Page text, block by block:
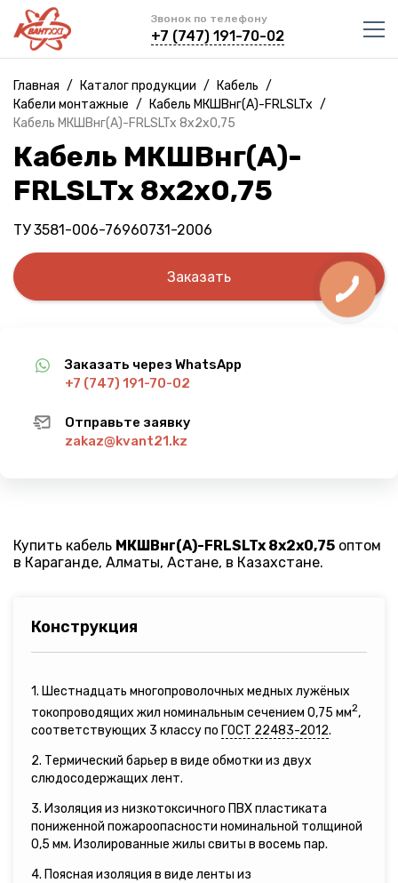
Звонок по телефону
+7 (747) 191-70-02
Главная / Каталог продукции / Кабель /
Кабели монтажные / Кабель МКШВнг(A)-FRLSLTx /
Кабель МКШВнг(A)-FRLSLTx 8х2х0,75
Кабель МКШВнг(A)-
FRLSLTx 8х2х0,75
ТУ 3581-006-76960731-2006
Заказать
Заказать через WhatsApp
+7 (747) 191-70-02
Отправьте заявку
zakaz@kvant21.kz
Купить кабель МКШВнг(A)-FRLSLTx 8х2х0,75 оптом
в Караганде, Алматы, Астане, в Казахстане.
Конструкция
1. Шестнадцать многопроволочных медных лужёных
токопроводящих жил номинальным сечением 0,75 мм2,
соответствующих 3 классу по ГОСТ 22483-2012.
2. Термический барьер в виде обмотки из двух
слюдосодержащих лент.
3. Изоляция из низкотоксичного ПВХ пластиката
пониженной пожароопасности номинальной толщиной
0,5 мм. Изолированные жилы свиты в восемь пар.
4. Поясная изоляция в виде ленты из